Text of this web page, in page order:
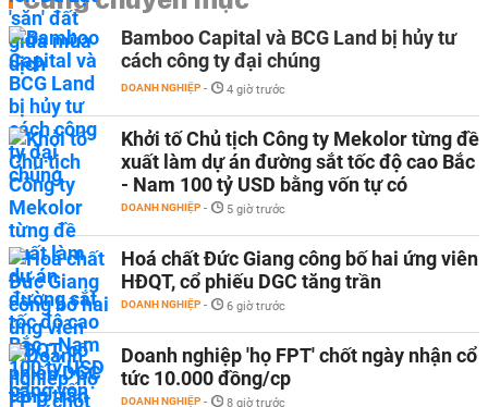
Bamboo Capital và BCG Land bị hủy tư
cách công ty đại chúng
DOANH NGHIỆP - 4 giờ trước
Khởi tố Chủ tịch Công ty Mekolor từng đề
xuất làm dự án đường sắt tốc độ cao Bắc
- Nam 100 tỷ USD bằng vốn tự có
DOANH NGHIỆP - 5 giờ trước
Hoá chất Đức Giang công bố hai ứng viên
HĐQT, cổ phiếu DGC tăng trần
DOANH NGHIỆP - 6 giờ trước
Doanh nghiệp 'họ FPT' chốt ngày nhận cổ
tức 10.000 đồng/cp
DOANH NGHIỆP - 8 giờ trước